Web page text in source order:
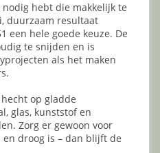
hebt die makkelijk te
duurzaam resultaat
een hele goede keuze. De
te snijden en is
als het maken
op gladde
glas, kunststof en
Zorg er gewoon voor
droog is – dan blijft de